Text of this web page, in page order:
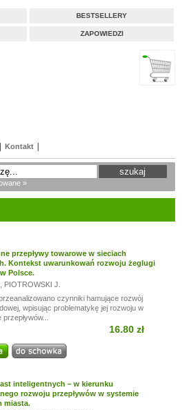
BESTSELLERY
ZAPOWIEDZI
Kontakt
»
przepływy towarowe w sieciach
Kontekst uwarunkowań rozwoju żeglugi
Polsce.
PIOTROWSKI J.
czynniki hamujące rozwój
wpisując problematykę jej rozwoju w
16.80 zł
inteligentnych – w kierunku
rozwoju przepływów w systemie
miasta.